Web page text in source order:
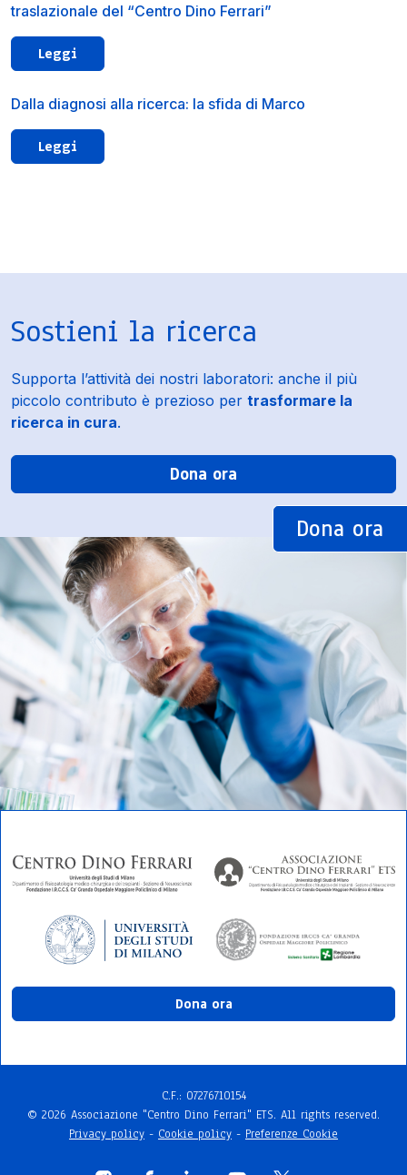
traslazionale del “Centro Dino Ferrari”
Leggi
Dalla diagnosi alla ricerca: la sfida di Marco
Leggi
Sostieni la ricerca
Supporta l’attività dei nostri laboratori: anche il più
piccolo contributo è prezioso per trasformare la
ricerca in cura.
Dona ora
Dona ora
C.F.: 072767​10154
© 2026 Associazione "Centro Dino Ferrari" ETS. All rights reserved.
Privacy policy - Cookie policy - Preferenze Cookie
Dona ora